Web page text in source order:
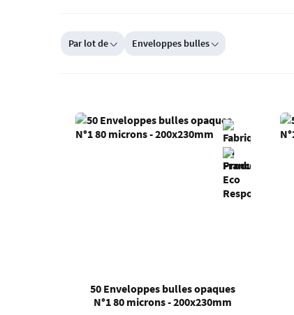
Par lot de Enveloppes bulles
50 Enveloppes bulles opaques
N°1 80 microns - 200x230mm